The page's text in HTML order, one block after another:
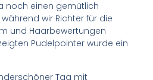
noch einen gemütlich
wir Richter für die
und Haarbewertungen
Pudelpointer wurde ein
Tag mit